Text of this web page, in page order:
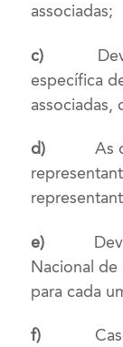
associadas;
c)
específica
d)As
e)
Nacional de
para cada
f)